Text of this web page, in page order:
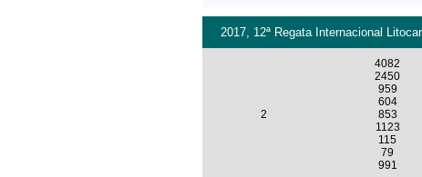
2017, 12ª Regata Internacional
2
4082
2450
959
604
853
1123
115
79
991